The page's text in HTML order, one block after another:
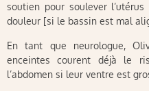
soutien pour soulever
douleur [si le bassin est mal
En tant que neurologue,
enceintes courent déjà le
l’abdomen si leur ventre est